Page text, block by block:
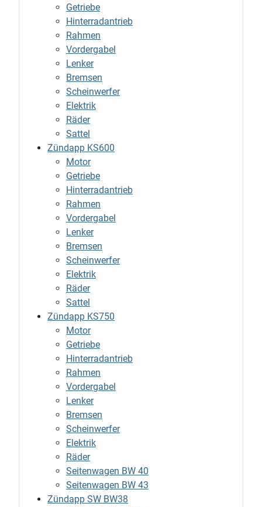
Getriebe
Hinterradantrieb
Rahmen
Vordergabel
Lenker
Bremsen
Scheinwerfer
Elektrik
Räder
Sattel
Zündapp KS600
Motor
Getriebe
Hinterradantrieb
Rahmen
Vordergabel
Lenker
Bremsen
Scheinwerfer
Elektrik
Räder
Sattel
Zündapp KS750
Motor
Getriebe
Hinterradantrieb
Rahmen
Vordergabel
Lenker
Bremsen
Scheinwerfer
Elektrik
Räder
Seitenwagen BW 40
Seitenwagen BW 43
Zündapp SW BW38